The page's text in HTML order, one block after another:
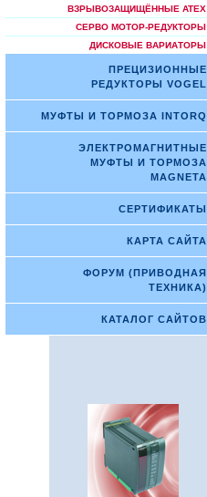
ВЗРЫВОЗАЩИЩЁННЫЕ ATEX
СЕРВО МОТОР-РЕДУКТОРЫ
ДИСКОВЫЕ ВАРИАТОРЫ
ПРЕЦИЗИОННЫЕ
РЕДУКТОРЫ VOGEL
МУФТЫ И ТОРМОЗА INTORQ
ЭЛЕКТРОМАГНИТНЫЕ
МУФТЫ И ТОРМОЗА
MAGNETA
СЕРТИФИКАТЫ
КАРТА САЙТА
ФОРУМ (ПРИВОДНАЯ
ТЕХНИКА)
КАТАЛОГ САЙТОВ